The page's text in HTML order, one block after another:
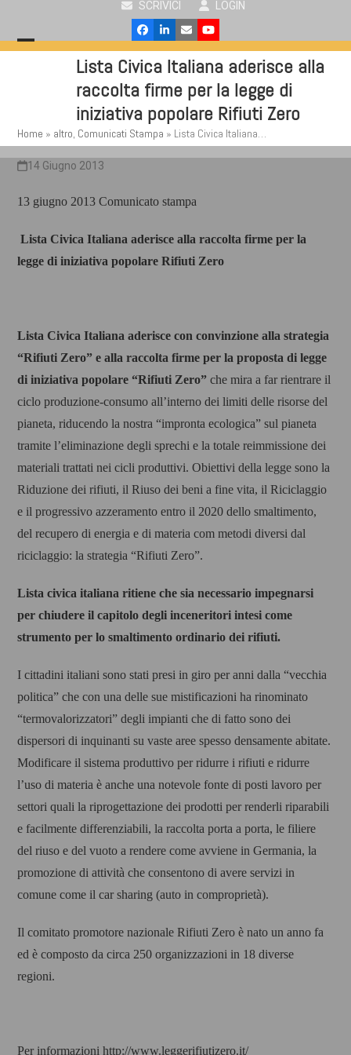
content
SCRIVICI LOGIN
Facebook
LinkedIn
EmailYouTube
Lista Civica Italiana aderisce alla
raccolta firme per la legge di
iniziativa popolare Rifiuti Zero
Home » altro, Comunicati Stampa » Lista Civica Italiana…
14 Giugno 2013
13 giugno 2013 Comunicato stampa
Lista Civica Italiana aderisce alla raccolta firme per la
legge di iniziativa popolare Rifiuti Zero
Lista Civica Italiana aderisce con convinzione allastrategia
“Rifiuti Zero” e allaraccolta firme per la proposta di legge
di iniziativa popolare “Rifiuti Zero” che mira a far rientrare il
ciclo produzione-consumo all’interno dei limiti delle risorse del
pianeta, riducendo la nostra “impronta ecologica” sul pianeta
tramite l’eliminazione degli sprechi e la totale reimmissione dei
materiali trattati nei cicli produttivi. Obiettivi della legge sono la
Riduzione dei rifiuti, il Riuso dei beni a fine vita, il Riciclaggio
e il progressivo azzeramento entro il 2020 dello smaltimento,
del recupero di energia e di materia com metodi diversi dal
riciclaggio: la strategia “Rifiuti Zero”.
Lista civica italiana ritiene che sia necessario impegnarsi
per chiudere il capitolo degli inceneritori intesi come
strumento per lo smaltimento ordinario dei rifiuti.
I cittadini italiani sono stati presi in giro per anni dalla “vecchia
politica” che con una delle sue mistificazioni ha rinominato
“termovalorizzatori” degli impianti che di fatto sono dei
dispersori di inquinanti su vaste aree spesso densamente abitate.
Modificare il sistema produttivo per ridurre i rifiuti e ridurre
l’uso di materia è anche una notevole fonte di posti lavoro per
settori quali la riprogettazione dei prodotti per renderli riparabili
e facilmente differenziabili, la raccolta porta a porta, le filiere
del riuso e del vuoto a rendere come avviene in Germania, la
promozione di attività che consentono di avere servizi in
comune come il car sharing (auto in comproprietà).
Il comitato promotore nazionale Rifiuti Zero è nato un anno fa
ed è composto da circa 250 organizzazioni in 18 diverse
regioni.
Per informazioni http://www.leggerifiutizero.it/